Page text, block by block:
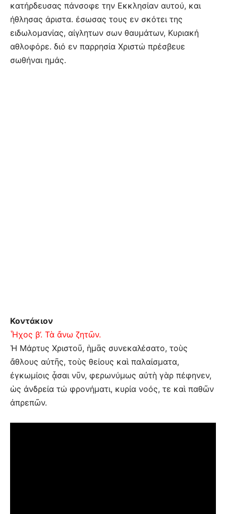
κατήρδευσας πάνσοφε την Εκκλησίαν αυτού, και
ήθλησας άριστα. έσωσας τους εν σκότει της
ειδωλομανίας, αίγλητων σων θαυμάτων, Κυριακή
αθλοφόρε. διό εν παρρησία Χριστώ πρέσβευε
σωθήναι ημάς.
Κοντάκιον
Ἦχος β’. Τὰ ἄνω ζητῶν.
Ἡ Μάρτυς Χριστοῦ, ἡμᾶς συνεκαλέσατο, τοὺς
ἄθλους αὐτῆς, τοὺς θείους καὶ παλαίσματα,
ἐγκωμίοις ᾆσαι νῦν, φερωνύμως αὐτὴ γὰρ πέφηνεν,
ὡς ἀνδρεία τώ φρονήματι, κυρία νοός, τε καὶ παθῶν
ἀπρεπῶν.